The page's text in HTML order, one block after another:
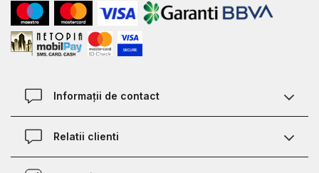
Informații de contact
Contact
Relatii clienti
Termeni si conditii